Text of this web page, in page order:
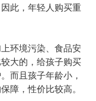
此，年轻人购买重
环境污染、食品安
大的，给孩子购买
而且孩子年龄小，
障，性价比较高。